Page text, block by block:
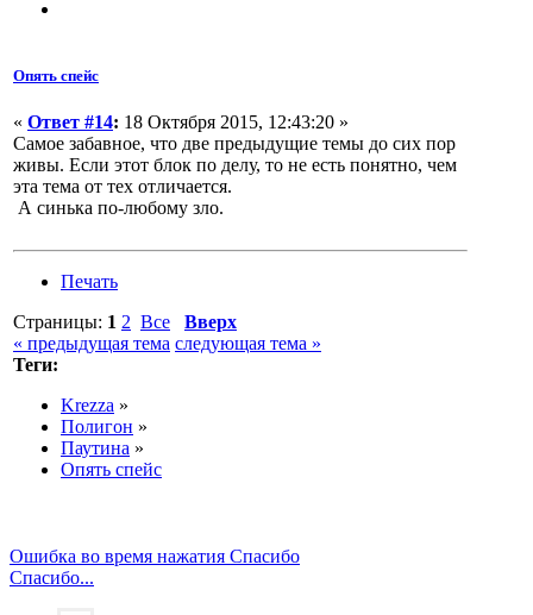
Опять спейс
« Ответ #14: 18 Октября 2015, 12:43:20 »
Самое забавное, что две предыдущие темы до сих пор
живы. Если этот блок по делу, то не есть понятно, чем
эта тема от тех отличается.
А синька по-любому зло.
Печать
Страницы: 1 2 Все
Вверх
« предыдущая тема следующая тема »
Теги:
Krezza »
Полигон »
Паутина »
Опять спейс
Ошибка во время нажатия Спасибо
Спасибо...